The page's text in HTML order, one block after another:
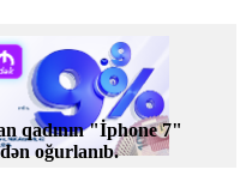
qadının "İphone 7"
oğurlanıb.